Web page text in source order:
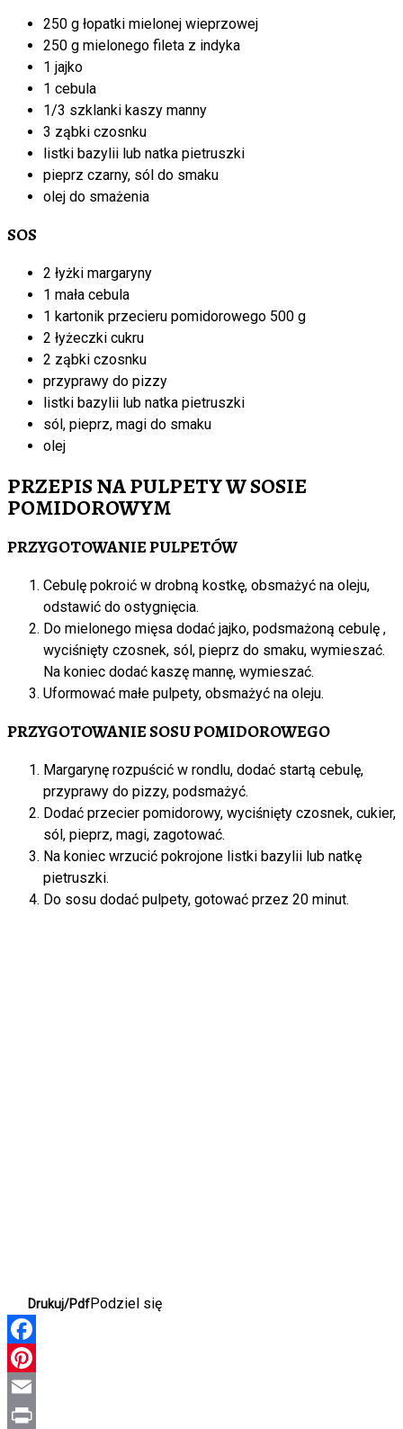
250 g łopatki mielonej wieprzowej
250 g mielonego fileta z indyka
1 jajko
1 cebula
1/3 szklanki kaszy manny
3 ząbki czosnku
listki bazylii lub natka pietruszki
pieprz czarny, sól do smaku
olej do smażenia
SOS
2 łyżki margaryny
1 mała cebula
1 kartonik przecieru pomidorowego 500 g
2 łyżeczki cukru
2 ząbki czosnku
przyprawy do pizzy
listki bazylii lub natka pietruszki
sól, pieprz, magi do smaku
olej
PRZEPIS NA PULPETY W SOSIE
POMIDOROWYM
PRZYGOTOWANIE PULPETÓW
Cebulę pokroić w drobną kostkę, obsmażyć na oleju,
odstawić do ostygnięcia.
Do mielonego mięsa dodać jajko, podsmażoną cebulę ,
wyciśnięty czosnek, sól, pieprz do smaku, wymieszać.
Na koniec dodać kaszę mannę, wymieszać.
Uformować małe pulpety, obsmażyć na oleju.
PRZYGOTOWANIE SOSU POMIDOROWEGO
Margarynę rozpuścić w rondlu, dodać startą cebulę,
przyprawy do pizzy, podsmażyć.
Dodać przecier pomidorowy, wyciśnięty czosnek, cukier,
sól, pieprz, magi, zagotować.
Na koniec wrzucić pokrojone listki bazylii lub natkę
pietruszki.
Do sosu dodać pulpety, gotować przez 20 minut.
Drukuj/PdfPodziel się
Facebook
Pinterest
Email